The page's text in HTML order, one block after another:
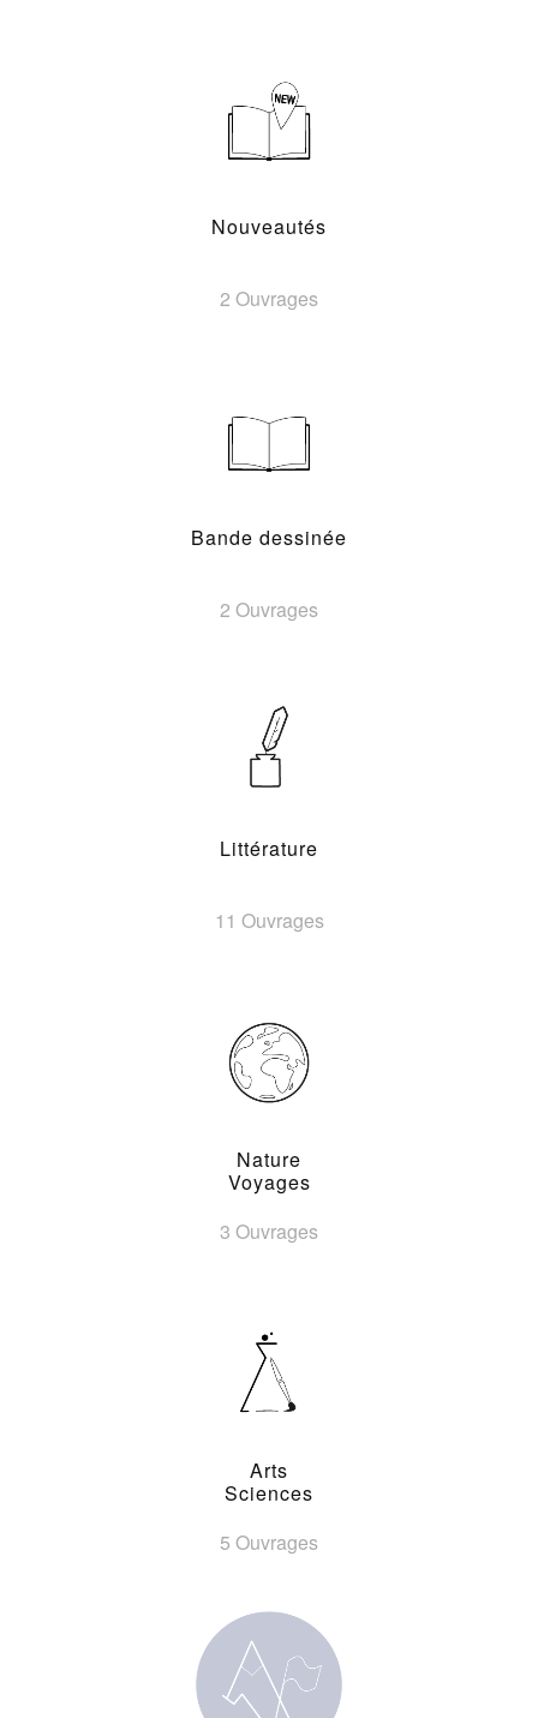
Nouveautés
2 Ouvrages
Bande dessinée
2 Ouvrages
Littérature
11 Ouvrages
Nature
Voyages
3 Ouvrages
Arts
Sciences
5 Ouvrages